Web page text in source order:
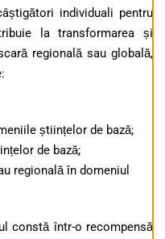
individuali pentru
la transformarea și
regională sau globală,
științelor de bază;
de bază;
regională în domeniul
constă într-o recompensă